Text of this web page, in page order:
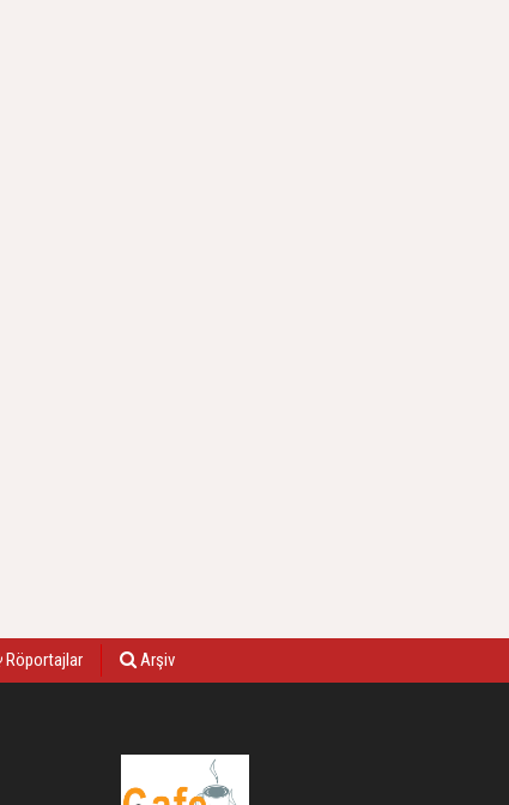
Röportajlar Arşiv